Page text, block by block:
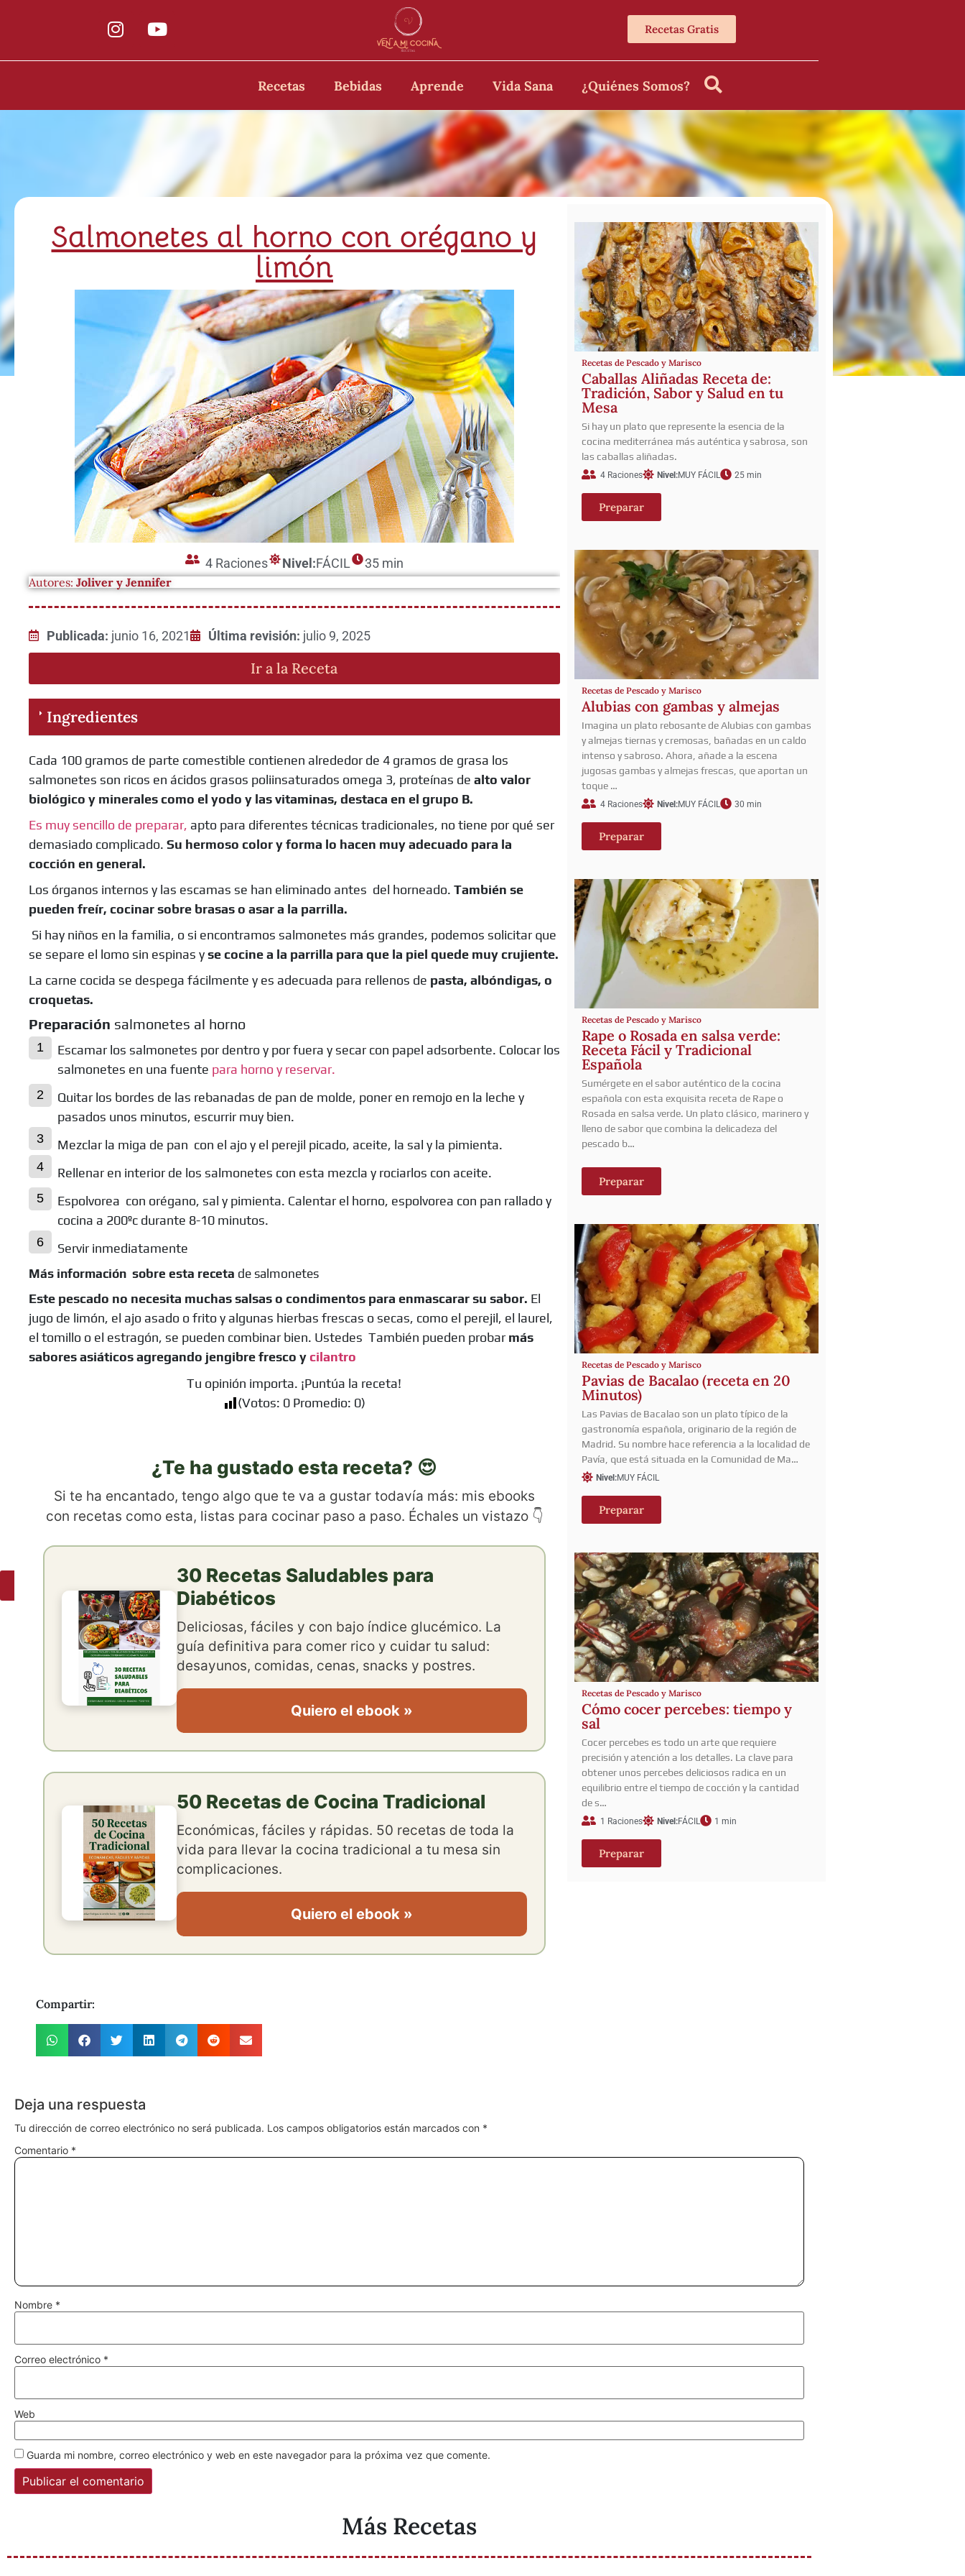
Recetas Gratis
Recetas Bebidas Aprende Vida Sana ¿Quiénes Somos?
Salmonetes al horno con orégano y
limón
4 Raciones Nivel:FÁCIL 35 min
Autores: Joliver y Jennifer
Publicada: junio 16, 2021 Última revisión: julio 9, 2025
Ir a la Receta
Ingredientes
Cada 100 gramos de parte comestible contienen alrededor de 4 gramos de grasa los
salmonetes son ricos en ácidos grasos poliinsaturados omega 3, proteínas de alto valor
biológico y minerales como el yodo y las vitaminas, destaca en el grupo B.
Es muy sencillo de preparar, apto para diferentes técnicas tradicionales, no tiene por qué ser
demasiado complicado. Su hermoso color y forma lo hacen muy adecuado para la
cocción en general.
Los órganos internos y las escamas se han eliminado antes del horneado. También se
pueden freír, cocinar sobre brasas o asar a la parrilla.
Si hay niños en la familia, o si encontramos salmonetes más grandes, podemos solicitar que
se separe el lomo sin espinas yse cocine a la parrilla para que la piel quede muy crujiente.
La carne cocida se despega fácilmente y es adecuada para rellenos de pasta, albóndigas, o
croquetas.
Preparación salmonetes al horno
Escamar los salmonetes por dentro y por fuera y secar con papel adsorbente. Colocar los
salmonetes en una fuente para horno y reservar.
Quitar los bordes de las rebanadas de pan de molde, poner en remojo en la leche y
pasados unos minutos, escurrir muy bien.
Mezclar la miga de pan con el ajo y el perejil picado, aceite, la sal y la pimienta.
Rellenar en interior de los salmonetes con esta mezcla y rociarlos con aceite.
Espolvorea con orégano, sal y pimienta. Calentar el horno, espolvorea con pan rallado y
cocina a 200ºc durante 8-10 minutos.
Servir inmediatamente
Más información sobre esta receta de salmonetes
Este pescado no necesita muchas salsas o condimentos para enmascarar su sabor. El
jugo de limón, el ajo asado o frito y algunas hierbas frescas o secas, como el perejil, el laurel,
el tomillo o el estragón, se pueden combinar bien. Ustedes También pueden probarmás
sabores asiáticos agregando jengibre fresco y cilantro
Tu opinión importa. ¡Puntúa la receta!
(Votos: 0Promedio: 0)
¿Te ha gustado esta receta? 😍
Si te ha encantado, tengo algo que te va a gustar todavía más: mis ebooks
con recetas como esta, listas para cocinar paso a paso. Échales un vistazo 👇
30 Recetas Saludables para
Diabéticos
Deliciosas, fáciles y con bajo índice glucémico. La
guía definitiva para comer rico y cuidar tu salud:
desayunos, comidas, cenas, snacks y postres.
Quiero el ebook »
50 Recetas de Cocina Tradicional
Económicas, fáciles y rápidas. 50 recetas de toda la
vida para llevar la cocina tradicional a tu mesa sin
complicaciones.
Quiero el ebook »
Compartir:
Recetas de Pescado y Marisco
Caballas Aliñadas Receta de:
Tradición, Sabor y Salud en tu
Mesa
Si hay un plato que represente la esencia de la
cocina mediterránea más auténtica y sabrosa, son
las caballas aliñadas.
4 Raciones Nivel:MUY FÁCIL 25 min
Preparar
Recetas de Pescado y Marisco
Alubias con gambas y almejas
Imagina un plato rebosante de Alubias con gambas
y almejas tiernas y cremosas, bañadas en un caldo
intenso y sabroso. Ahora, añade a la escena
jugosas gambas y almejas frescas, que aportan un
toque …
4 Raciones Nivel:MUY FÁCIL 30 min
Preparar
Recetas de Pescado y Marisco
Rape o Rosada en salsa verde:
Receta Fácil y Tradicional
Española
Sumérgete en el sabor auténtico de la cocina
española con esta exquisita receta de Rape o
Rosada en salsa verde. Un plato clásico, marinero y
lleno de sabor que combina la delicadeza del
pescado b…
Preparar
Recetas de Pescado y Marisco
Pavias de Bacalao (receta en 20
Minutos)
Las Pavias de Bacalao son un plato típico de la
gastronomía española, originario de la región de
Madrid. Su nombre hace referencia a la localidad de
Pavía, que está situada en la Comunidad de Ma…
Nivel:MUY FÁCIL
Preparar
Recetas de Pescado y Marisco
Cómo cocer percebes: tiempo y
sal
Cocer percebes es todo un arte que requiere
precisión y atención a los detalles. La clave para
obtener unos percebes deliciosos radica en un
equilibrio entre el tiempo de cocción y la cantidad
de s…
1 Raciones Nivel:FÁCIL 1 min
Preparar
Deja una respuesta
Tu dirección de correo electrónico no será publicada. Los campos obligatorios están marcados con *
Comentario *
Nombre *
Correo electrónico *
Web
Guarda mi nombre, correo electrónico y web en este navegador para la próxima vez que comente.
Más Recetas